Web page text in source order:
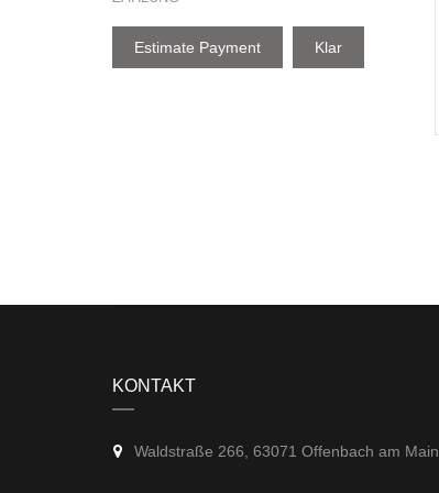
Estimate Payment Klar
KONTAKT
Waldstraße 266, 63071 Offenbach am Main